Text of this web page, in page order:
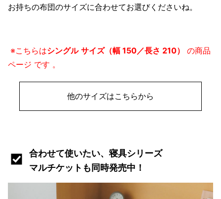
お持ちの布団のサイズに合わせてお選びくださいね。
※こちらはシングル サイズ（幅 150／長さ 210）
の商品
ページ です 。
他のサイズはこちらから
合わせて使いたい、寝具シリーズ
マルチケットも同時発売中！